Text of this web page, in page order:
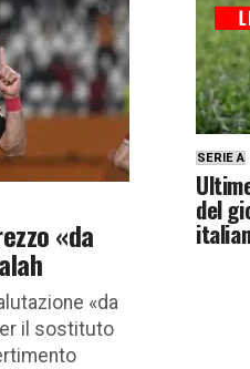
«da
«da
il sostituto
SERIE A
del